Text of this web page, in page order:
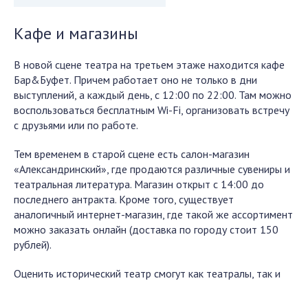
Кафе и магазины
В новой сцене театра на третьем этаже находится кафе
Бар&Буфет. Причем работает оно не только в дни
выступлений, а каждый день, с 12:00 по 22:00. Там можно
воспользоваться бесплатным Wi-Fi, организовать встречу
с друзьями или по работе.
Тем временем в старой сцене есть салон-магазин
«Александринский», где продаются различные сувениры и
театральная литература. Магазин открыт с 14:00 до
последнего антракта. Кроме того, существует
аналогичный интернет-магазин, где такой же ассортимент
можно заказать онлайн (доставка по городу стоит 150
рублей).
Оценить исторический театр смогут как театралы, так и